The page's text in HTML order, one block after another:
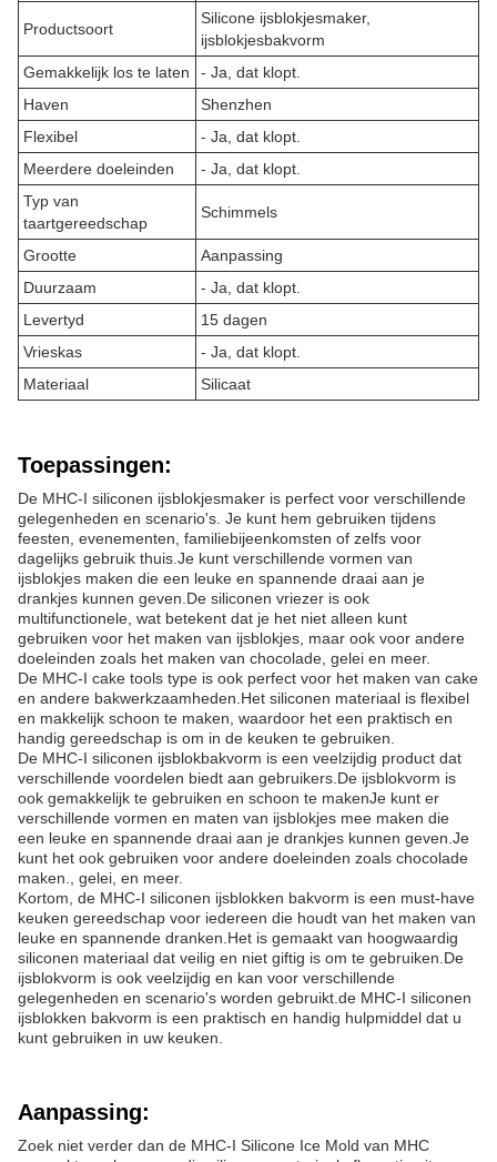
Productsoort
Silicone ijsblokjesmaker,
ijsblokjesbakvorm
Gemakkelijk los te laten
- Ja, dat klopt.
Haven
Shenzhen
Flexibel
- Ja, dat klopt.
Meerdere doeleinden
- Ja, dat klopt.
Typ van
taartgereedschap
Schimmels
Grootte
Aanpassing
Duurzaam
- Ja, dat klopt.
Levertyd
15 dagen
Vrieskas
- Ja, dat klopt.
Materiaal
Silicaat
Toepassingen:
De MHC-I siliconen ijsblokjesmaker is perfect voor verschillende
gelegenheden en scenario's. Je kunt hem gebruiken tijdens
feesten, evenementen, familiebijeenkomsten of zelfs voor
dagelijks gebruik thuis.Je kunt verschillende vormen van
ijsblokjes maken die een leuke en spannende draai aan je
drankjes kunnen geven.De siliconen vriezer is ook
multifunctionele, wat betekent dat je het niet alleen kunt
gebruiken voor het maken van ijsblokjes, maar ook voor andere
doeleinden zoals het maken van chocolade, gelei en meer.
De MHC-I cake tools type is ook perfect voor het maken van cake
en andere bakwerkzaamheden.Het siliconen materiaal is flexibel
en makkelijk schoon te maken, waardoor het een praktisch en
handig gereedschap is om in de keuken te gebruiken.
De MHC-I siliconen ijsblokbakvorm is een veelzijdig product dat
verschillende voordelen biedt aan gebruikers.De ijsblokvorm is
ook gemakkelijk te gebruiken en schoon te makenJe kunt er
verschillende vormen en maten van ijsblokjes mee maken die
een leuke en spannende draai aan je drankjes kunnen geven.Je
kunt het ook gebruiken voor andere doeleinden zoals chocolade
maken., gelei, en meer.
Kortom, de MHC-I siliconen ijsblokken bakvorm is een must-have
keuken gereedschap voor iedereen die houdt van het maken van
leuke en spannende dranken.Het is gemaakt van hoogwaardig
siliconen materiaal dat veilig en niet giftig is om te gebruiken.De
ijsblokvorm is ook veelzijdig en kan voor verschillende
gelegenheden en scenario's worden gebruikt.de MHC-I siliconen
ijsblokken bakvorm is een praktisch en handig hulpmiddel dat u
kunt gebruiken in uw keuken.
Aanpassing:
Zoek niet verder dan de MHC-I Silicone Ice Mold van MHC